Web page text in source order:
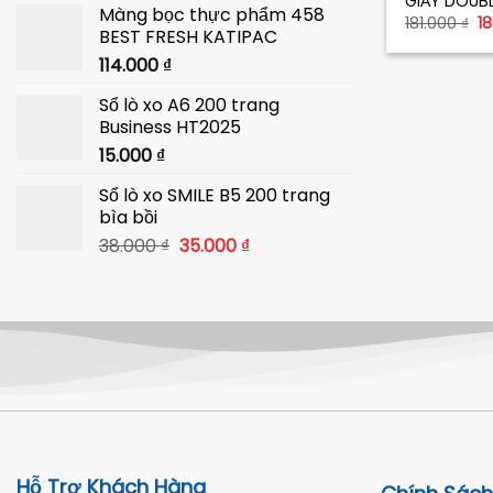
là:
40.000 ₫.
tại
là:
Màng bọc thực phẩm 458
BEST FRESH KATIPAC
114.000 ₫
Sổ lò xo A6 200 trang
Business HT2025
15.000 ₫
Sổ lò xo SMILE B5 200 trang
bìa bồi
38.000₫ Giá
35.000 ₫Giá
181.000₫
Hỗ Trợ Khách Hàng